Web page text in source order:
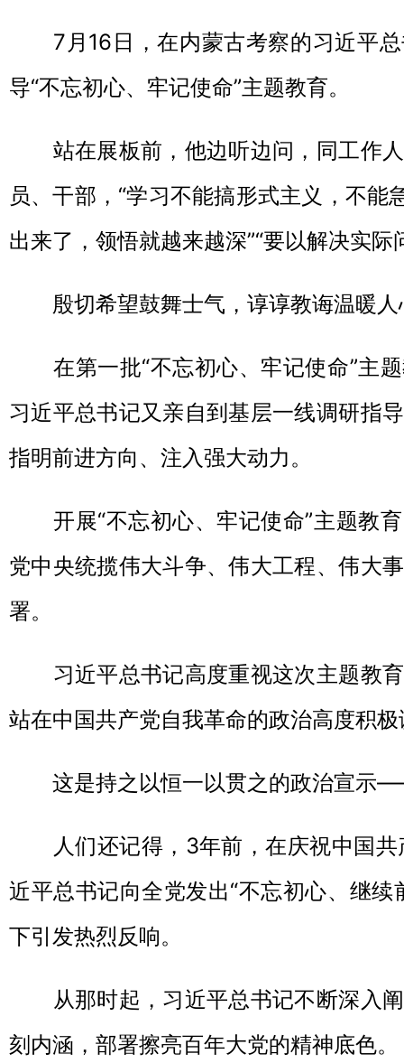
7月16日，在内蒙古考察的习近平总
导“不忘初心、牢记使命”主题教育。
站在展板前，他边听边问，同工作人
员、干部，“学习不能搞形式主义，不能
出来了，领悟就越来越深”“要以解决实
殷切希望鼓舞士气，谆谆教诲温暖人
在第一批“不忘初心、牢记使命”主题
习近平总书记又亲自到基层一线调研指
指明前进方向、注入强大动力。
开展“不忘初心、牢记使命”主题教育
党中央统揽伟大斗争、伟大工程、伟大
署。
习近平总书记高度重视这次主题教育
站在中国共产党自我革命的政治高度积
这是持之以恒一以贯之的政治宣示
人们还记得，3年前，在庆祝中国共
近平总书记向全党发出“不忘初心、继
下引发热烈反响。
从那时起，习近平总书记不断深入阐
刻内涵，部署擦亮百年大党的精神底色。